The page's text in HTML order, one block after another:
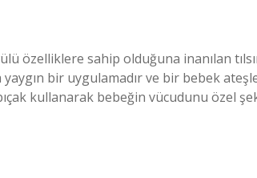
özelliklere sahip olduğuna inanılan
bir uygulamadır ve bir bebek
kullanarak bebeğin vücudunu özel